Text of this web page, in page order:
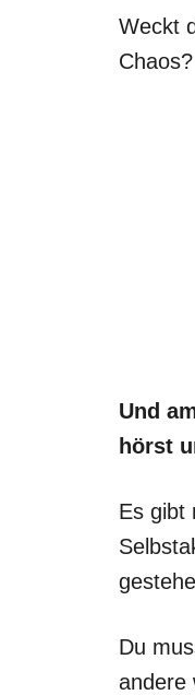
Weckt
Chaos?
Und
hörst
Es gibt
Du
andere